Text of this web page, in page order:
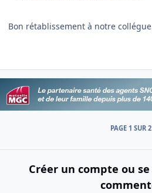
Bon rétablissement à notre
PAGE 1 SUR 2
Créer un compte ou